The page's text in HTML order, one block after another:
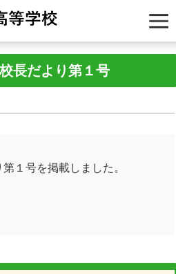
長だより第１号
１号を掲載しました。